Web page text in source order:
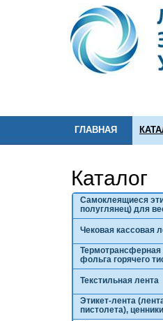
ГЛАВНАЯ
Каталог
Самоклеящиеся
полуглянец) для
Чековая кассовая
Термотрансферная
фольга горячего
Текстильная лента
Этикет-лента
пистолета), ценники